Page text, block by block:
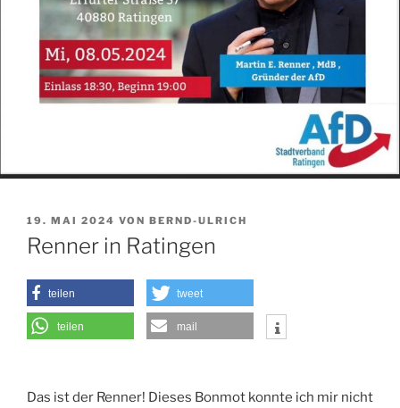
VERÖFFENTLICHT
AM
19. MAI 2024 VON BERND-ULRICH
Renner in Ratingen
teilen tweet
teilen mail
Das ist der Renner! Dieses Bonmot konnte ich mir nicht